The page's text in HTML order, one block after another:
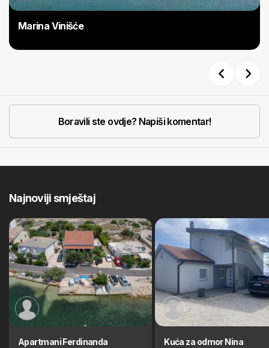
Marina Vinišće
Boravili ste ovdje? Napiši komentar!
Najnoviji smještaj
Apartmani Ferdinanda Kuća za odmor Nina